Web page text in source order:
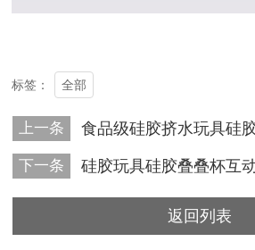
标签： 全部
上一条
下一条
返回列表